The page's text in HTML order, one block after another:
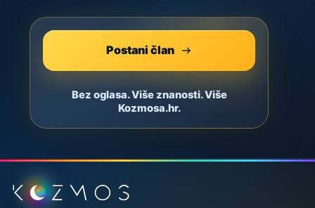
Postani član
Bez oglasa. Više znanosti. Više
Kozmosa.hr.
Podnožje stranice